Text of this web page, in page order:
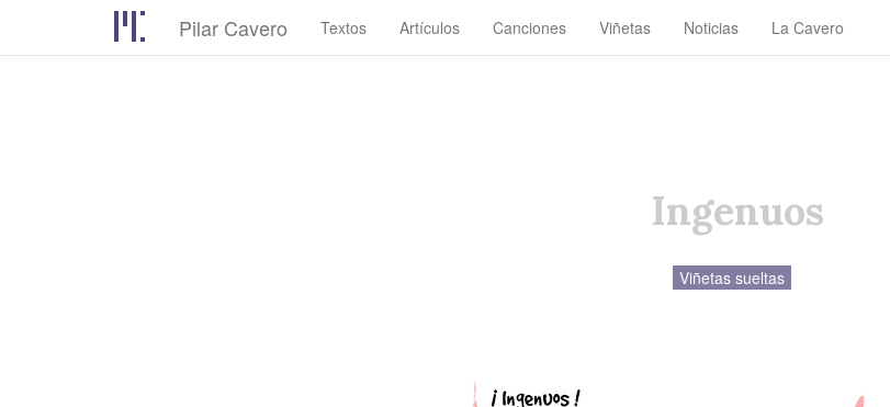
Pilar Cavero Textos Artículos Canciones Viñetas Noticias La Cavero
Ingenuos
Viñetas sueltas